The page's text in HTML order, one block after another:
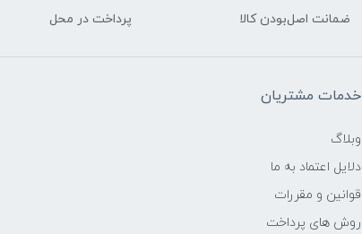
ضمانت اصل‌بودن کالا پرداخت در محل
خدمات مشتریان
وبلاگ
دلایل اعتماد به ما
قوانین و مقررات
روش های پرداخت